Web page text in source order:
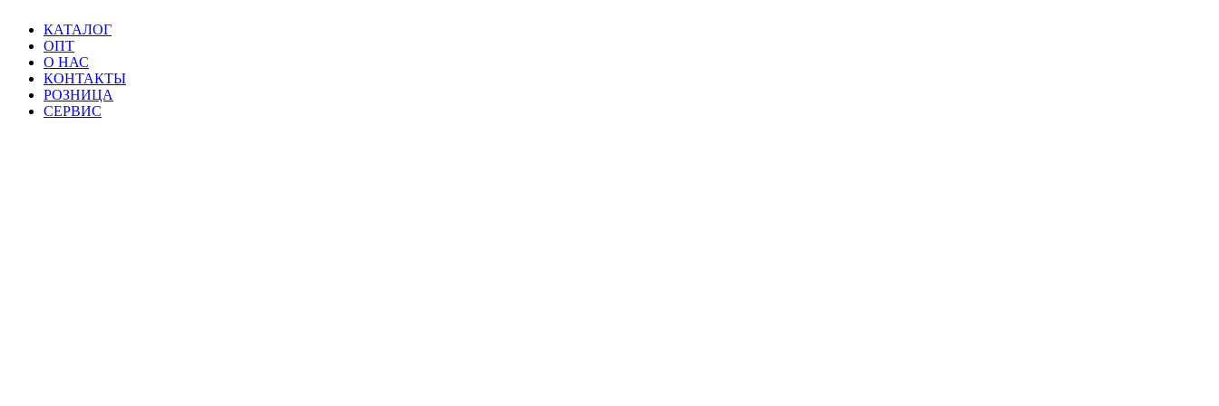
КАТАЛОГ
ОПТ
О НАС
КОНТАКТЫ
РОЗНИЦА
СЕРВИС